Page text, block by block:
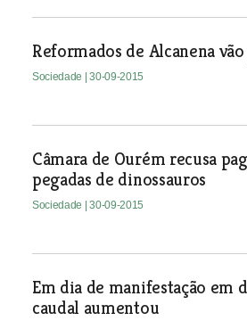
Reformados de Alcanena
Sociedade | 30-09-2015
Câmara de Ourém recusa
pegadas de dinossauros
Sociedade | 30-09-2015
Em dia de manifestação em
caudal aumentou